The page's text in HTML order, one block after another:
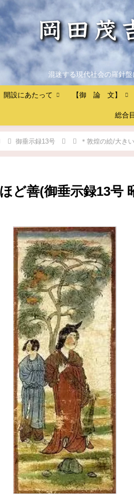
混迷する現代社会の羅針盤
開設にあたって 【御 論 文】
総合
御垂示録13号 ＊敦煌の絵/大き
ど善(御垂示録13号